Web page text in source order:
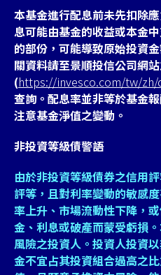
本基金進行配息前未先扣除
息可能由基金的收益或本金
的部份，可能導致原始投資
關資料請至景順投信公司網站
(https://invesco.com/tw/
查詢。配息率並非等於基金
注意基金淨值之變動。
非投資等級債警語
由於非投資等級債券之信用
評等，且對利率變動的敏感
率上升、市場流動性下降，
金、利息或破產而蒙受虧損
風險之投資人。投資人投資
金不宜占其投資組合過高之